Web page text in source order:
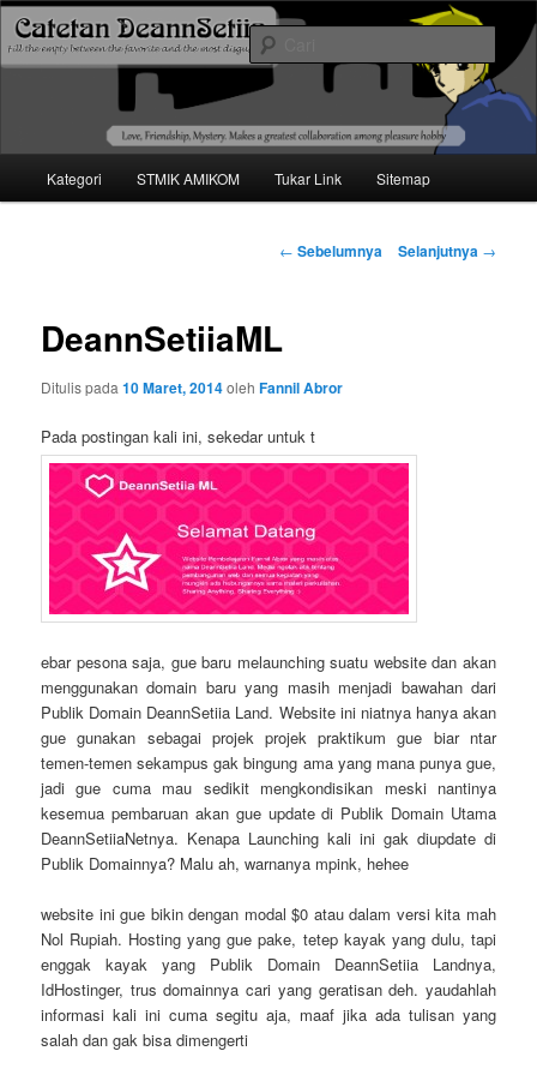
Catetan DS
Mari bermimpi dan ciptakan kehendak
Langsung
utama
Kategori STMIK AMIKOM Tukar Link Sitemap
Navigasi
← Sebelumnya Selanjutnya →
DeannSetiiaML
Ditulis pada10 Maret, 2014olehFannil Abror
Pada postingan kali ini, sekedar untuk t
ebar pesona saja, gue baru melaunching suatu website dan akan
menggunakan domain baru yang masih menjadi bawahan dari
Publik Domain DeannSetiia Land. Website ini niatnya hanya akan
gue gunakan sebagai projek projek praktikum gue biar ntar
temen-temen sekampus gak bingung ama yang mana punya gue,
jadi gue cuma mau sedikit mengkondisikan meski nantinya
kesemua pembaruan akan gue update di Publik Domain Utama
DeannSetiiaNetnya. Kenapa Launching kali ini gak diupdate di
Publik Domainnya? Malu ah, warnanya mpink, hehee
website ini gue bikin dengan modal $0 atau dalam versi kita mah
Nol Rupiah. Hosting yang gue pake, tetep kayak yang dulu, tapi
enggak kayak yang Publik Domain DeannSetiia Landnya,
IdHostinger, trus domainnya cari yang geratisan deh. yaudahlah
informasi kali ini cuma segitu aja, maaf jika ada tulisan yang
salah dan gak bisa dimengerti